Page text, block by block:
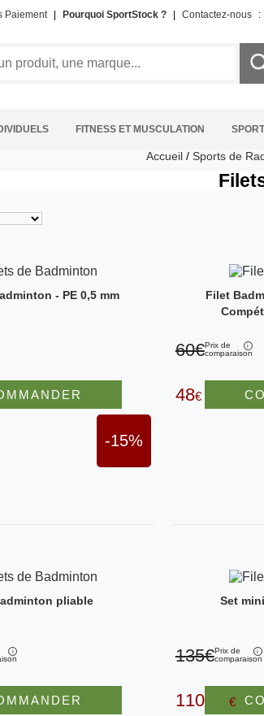
Paiement Pourquoi SportStock ? Contactez-nous :
FITNESS ET MUSCULATION
Accueil/ Sports de
- PE 0,5 mm
-15%
Filet
60€Prix de
comparaison
48€
pliable Set
135€Prix de
comparaison
110,50 €